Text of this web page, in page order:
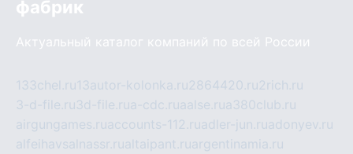
фабрик
Актуальный каталог компаний по всей России
133chel.ru13autor-kolonka.ru2864420.ru2rich.ru
3-d-file.ru3d-file.rua-cdc.ruaalse.rua380club.ru
airgungames.ruaccounts-112.ruadler-jun.ruadonyev.ru
alfeihavsalnassr.rualtaipant.ruargentinamia.ru